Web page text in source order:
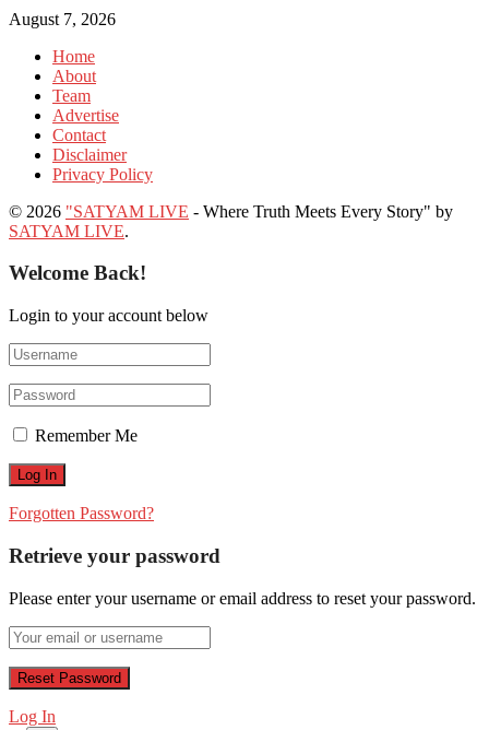
August 7, 2026
Home
About
Team
Advertise
Contact
Disclaimer
Privacy Policy
© 2026 "SATYAM LIVE - Where Truth Meets Every Story" by
SATYAM LIVE.
Welcome Back!
Login to your account below
Remember Me
Forgotten Password?
Retrieve your password
Please enter your username or email address to reset your password.
Log In